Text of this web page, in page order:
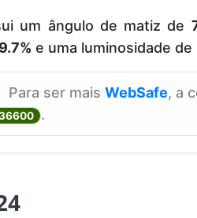
um ângulo de matiz de
e uma luminosidade de
Para ser mais WebSafe, a
.